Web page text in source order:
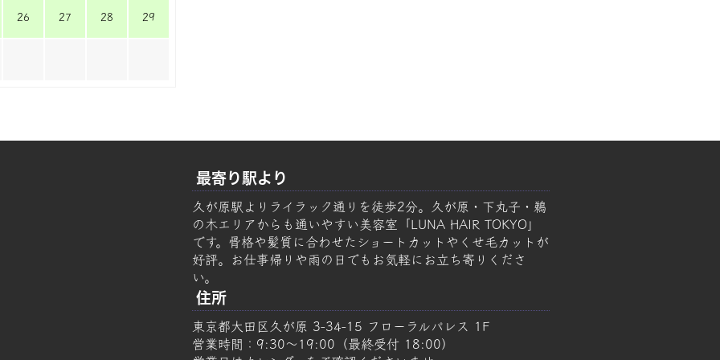
26 27 28 29
最寄り駅より
久が原駅よりライラック通りを徒歩2分。久が原・下丸子・鵜
の木エリアからも通いやすい美容室「LUNA HAIR TOKYO」
です。骨格や髪質に合わせたショートカットやくせ毛カットが
好評。お仕事帰りや雨の日でもお気軽にお立ち寄りくださ
い。
住所
東京都大田区久が原 3-34-15 フローラルパレス 1F
営業時間：9:30～19:00（最終受付 18:00）